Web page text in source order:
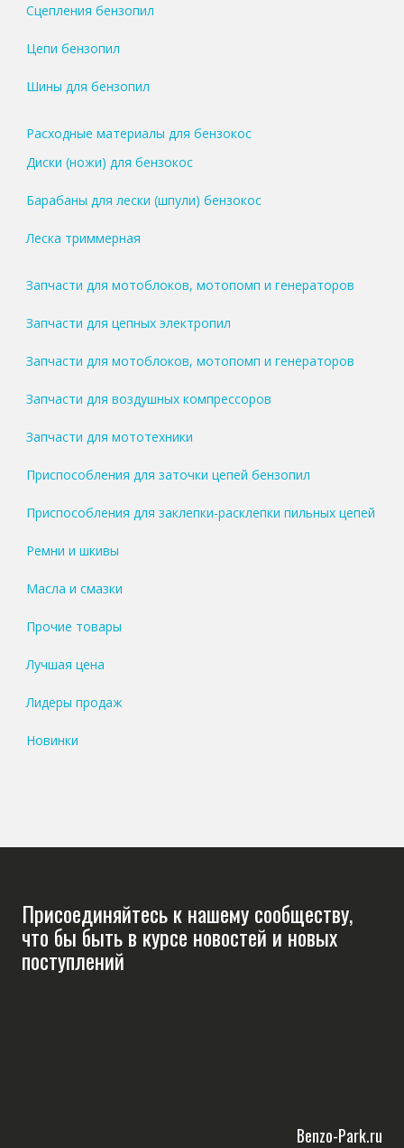
Сцепления бензопил
Цепи бензопил
Шины для бензопил
Расходные материалы для бензокос
Диски (ножи) для бензокос
Барабаны для лески (шпули) бензокос
Леска триммерная
Запчасти для мотоблоков, мотопомп и генераторов
Запчасти для цепных электропил
Запчасти для мотоблоков, мотопомп и генераторов
Запчасти для воздушных компрессоров
Запчасти для мототехники
Приспособления для заточки цепей бензопил
Приспособления для заклепки-расклепки пильных цепей
Ремни и шкивы
Масла и смазки
Прочие товары
Лучшая цена
Лидеры продаж
Новинки
Присоединяйтесь к нашему сообществу,
что бы быть в курсе новостей и новых
поступлений
Benzo-Park.ru